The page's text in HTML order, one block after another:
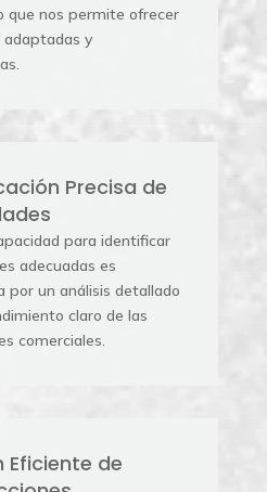
que nos permite ofrecer
adaptadas y
Precisa de
para identificar
adecuadas es
por un análisis detallado
claro de las
comerciales.
Eficiente de